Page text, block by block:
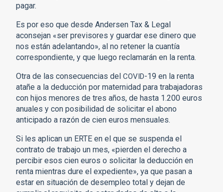
pagar.
Es por eso que desde Andersen Tax & Legal
aconsejan «ser previsores y guardar ese dinero que
nos están adelantando», al no retener la cuantía
correspondiente, y que luego reclamarán en la renta.
Otra de las consecuencias del COVID-19 en la renta
atañe a la deducción por maternidad para trabajadoras
con hijos menores de tres años, de hasta 1.200 euros
anuales y con posibilidad de solicitar el abono
anticipado a razón de cien euros mensuales.
Si les aplican un ERTE en el que se suspenda el
contrato de trabajo un mes, «pierden el derecho a
percibir esos cien euros o solicitar la deducción en
renta mientras dure el expediente», ya que pasan a
estar en situación de desempleo total y dejan de